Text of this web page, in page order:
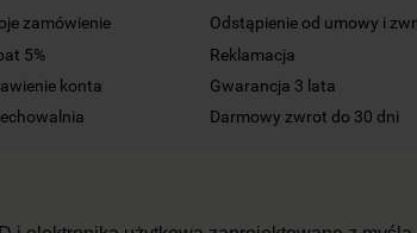
zamówienie
5%
konta
Odstąpienie od umowy i
Reklamacja
Gwarancja 3 lata
Darmowy zwrot do 30 dni